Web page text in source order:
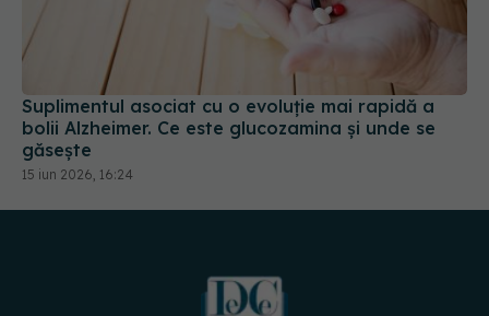
Suplimentul asociat cu o evoluție mai rapidă a
bolii Alzheimer. Ce este glucozamina și unde se
găsește
15 iun 2026, 16:24